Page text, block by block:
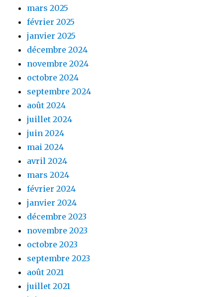
mars 2025
février 2025
janvier 2025
décembre 2024
novembre 2024
octobre 2024
septembre 2024
août 2024
juillet 2024
juin 2024
mai 2024
avril 2024
mars 2024
février 2024
janvier 2024
décembre 2023
novembre 2023
octobre 2023
septembre 2023
août 2021
juillet 2021